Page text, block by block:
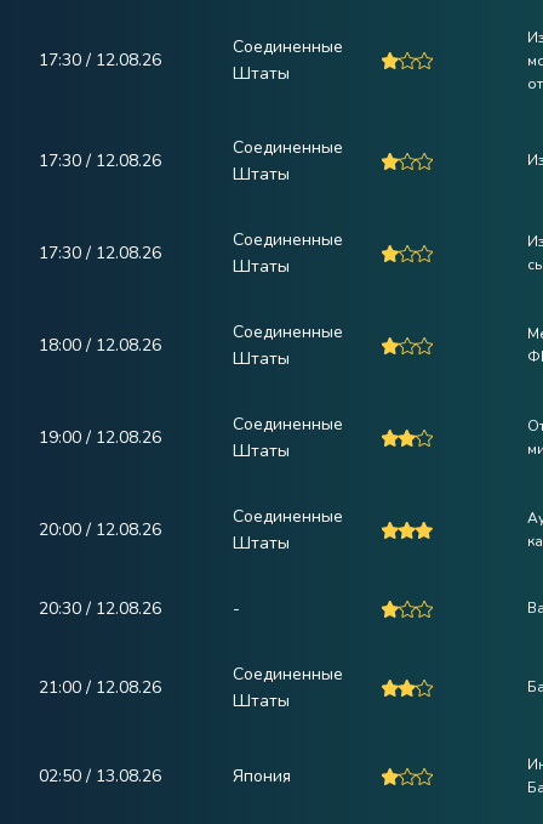
17:30 / 12.08.26
Соединенные
Штаты
17:30 / 12.08.26
Соединенные
Штаты
17:30 / 12.08.26
Соединенные
Штаты
18:00 / 12.08.26
Соединенные
Штаты
19:00 / 12.08.26
Соединенные
Штаты
20:00 / 12.08.26
Соединенные
Штаты
20:30 / 12.08.26 -
21:00 / 12.08.26
Соединенные
Штаты
02:50 / 13.08.26 Япония